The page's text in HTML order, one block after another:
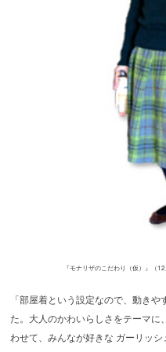
『モナリザのこだわり（仮）』（
「部屋着という設定なので、動き
た。大人のかわいらしさをテーマに
わせて、みんなが好きな ガーリッシ